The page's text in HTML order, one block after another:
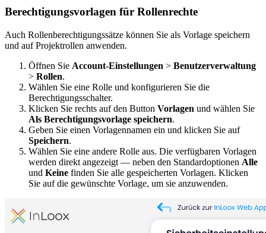
Berechtigungsvorlagen für Rollenrechte
Auch Rollenberechtigungssätze können Sie als Vorlage speichern
und auf Projektrollen anwenden.
Öffnen Sie Account-Einstellungen > Benutzerverwaltung
> Rollen.
Wählen Sie eine Rolle und konfigurieren Sie die
Berechtigungsschalter.
Klicken Sie rechts auf den Button Vorlagen und wählen Sie
Als Berechtigungsvorlage speichern.
Geben Sie einen Vorlagennamen ein und klicken Sie auf
Speichern.
Wählen Sie eine andere Rolle aus. Die verfügbaren Vorlagen
werden direkt angezeigt — neben den Standardoptionen Alle
und Keine finden Sie alle gespeicherten Vorlagen. Klicken
Sie auf die gewünschte Vorlage, um sie anzuwenden.